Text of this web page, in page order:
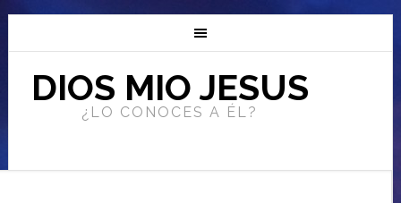
DIOS MIO JESUS
¿LO CONOCES A ÉL?